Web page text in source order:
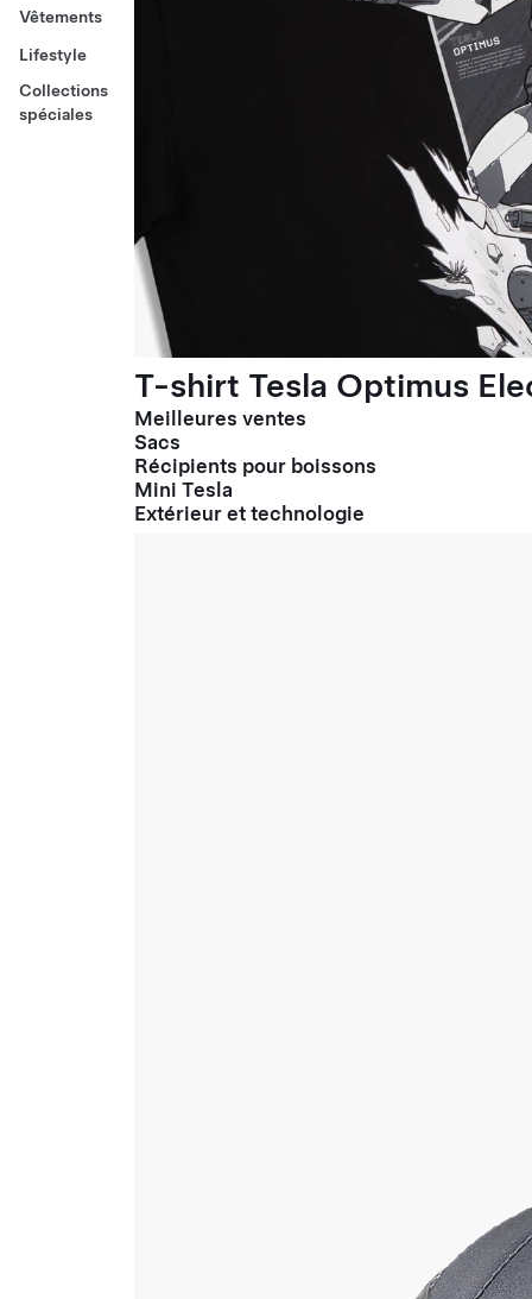
Vêtements
Lifestyle
Collections
spéciales
T-shirt Tesla Optimus
Meilleures ventes
Sacs
Récipients pour boissons
Mini Tesla
Extérieur et technologie